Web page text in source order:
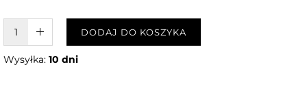
W KOSZYKU :)DODAJ DO KOSZYKA
Wysyłka: 10 dni